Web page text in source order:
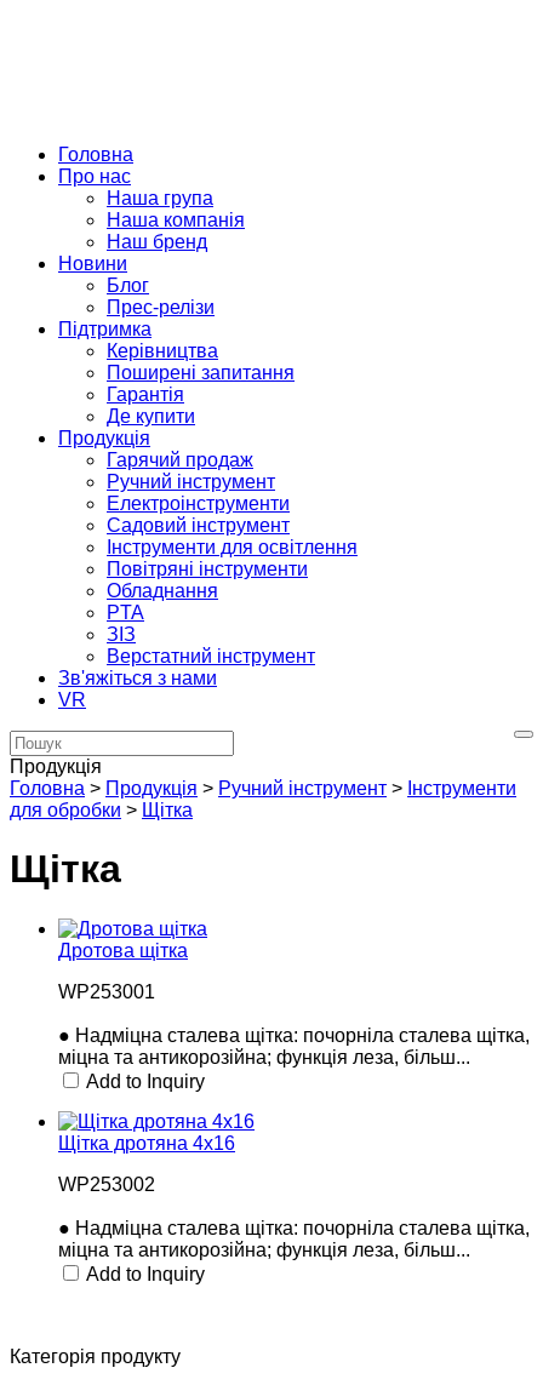
Головна
Про нас
Наша група
Наша компанія
Наш бренд
Новини
Блог
Прес-релізи
Підтримка
Керівництва
Поширені запитання
Гарантія
Де купити
Продукція
Гарячий продаж
Ручний інструмент
Електроінструменти
Садовий інструмент
Інструменти для освітлення
Повітряні інструменти
Обладнання
PTA
ЗІЗ
Верстатний інструмент
Зв'яжіться з нами
VR
Продукція
Головна > Продукція > Ручний інструмент > Інструменти
для обробки > Щітка
Щітка
Дротова щітка
WP253001
● Надміцна сталева щітка: почорніла сталева щітка,
міцна та антикорозійна; функція леза, більш...
Add to Inquiry
Щітка дротяна 4х16
WP253002
● Надміцна сталева щітка: почорніла сталева щітка,
міцна та антикорозійна; функція леза, більш...
Add to Inquiry
Категорія продукту